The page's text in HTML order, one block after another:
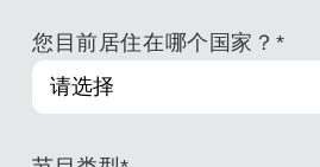
您目前居住在哪个国家？ *